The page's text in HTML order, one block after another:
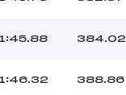
1:45.88 384.02
1:46.32 388.86